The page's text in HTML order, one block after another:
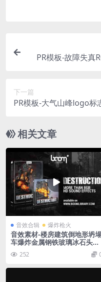
PR模板-故障失真
下一篇
PR模板-大气山峰logo标
相关文章
音效合辑 爆炸枪火
音效素材-楼房建筑倒地形坍
车爆炸金属钢铁玻璃冰石头木
破碎252